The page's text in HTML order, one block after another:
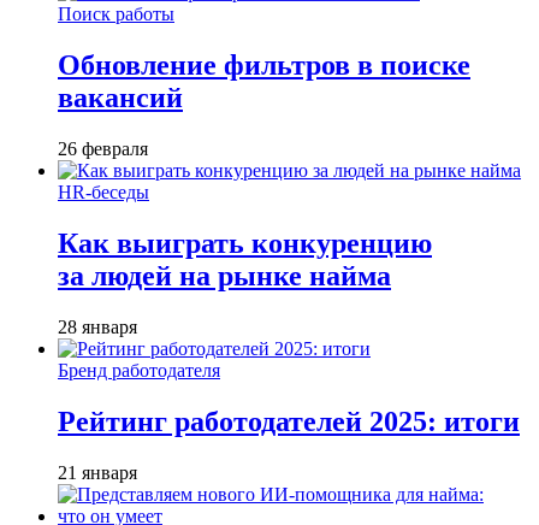
Поиск работы
Обновление фильтров в поиске
вакансий
26 февраля
HR-беседы
Как выиграть конкуренцию
за людей на рынке найма
28 января
Бренд работодателя
Рейтинг работодателей 2025: итоги
21 января